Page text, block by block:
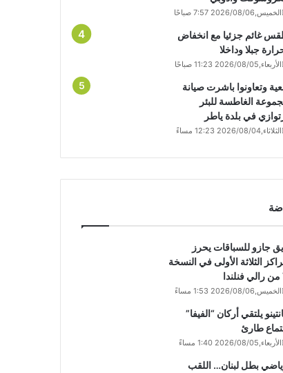
الخميس,2026/08/06 7:57 صباحًا
غائم جزئيا مع انخفاض
جبلا وداخلا
الأربعاء,2026/08/05 11:23 صباحًا
وتعاونوا باشرت صيانة
الغاطسة للبئر
في بلدة ياطر
الثلاثاء,2026/08/04 12:23 مساءً
جازو للسباقات يحرز
الثلاثة الأولى في النسخة
الخميس,2026/08/06 1:53 مساءً
يلتقي أركان “الفيفا”
طارئ
الأربعاء,2026/08/05 1:40 مساءً
بطل لبنان… اللقب